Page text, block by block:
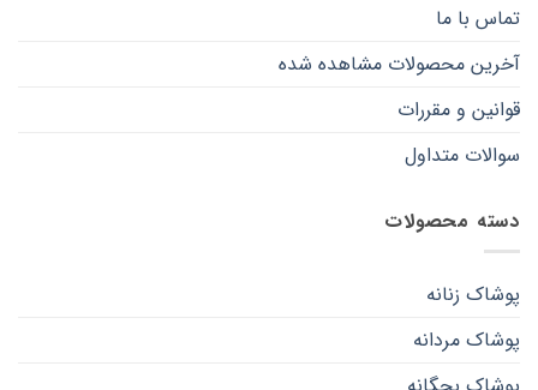
تماس با ما
آخرین محصولات مشاهده شده
قوانین و مقررات
سوالات متداول
دسته محصولات
پوشاک زنانه
پوشاک مردانه